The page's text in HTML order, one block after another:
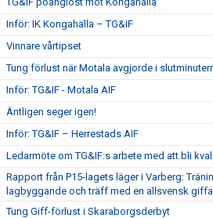
Inför: IK Kongahälla – TG&IF
Vinnare vårtipset
Tung förlust när Motala avgjorde i
Inför: TG&IF - Motala AIF
Äntligen seger igen!
Inför: TG&IF – Herrestads AIF
Ledarmöte om TG&IF:s arbete med att bli
Rapport från P15-lagets läger i Varberg:
lagbyggande och träff med en allsvensk
Tung Giff-förlust i Skaraborgsderbyt